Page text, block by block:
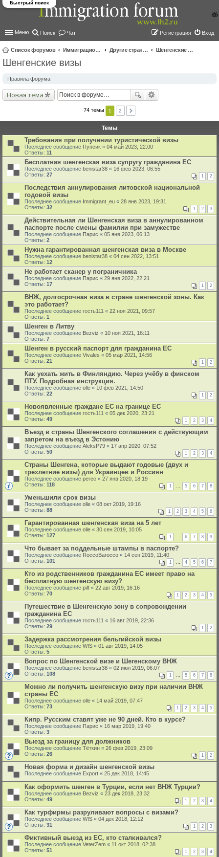
Меню Поиск Чат Вход
Регистрация
Список форумов Иммиграционные форумы | Immigration forums Другие страны и вопросы Шенгена
Шенгенские визы
Быстрый поиск
Шенгенские визы
Правила форума
Новая тема
74 темы 1 2
Темы
Требования при получении туристической визы
Последнее сообщение Пупсик « 04 май 2023, 22:00
Ответы: 11
Бесплатная шенгенская виза супругу гражданина ЕС
Последнее сообщение benistar38 « 16 фев 2023, 06:55
Ответы: 27 1 2
Последствия аннулирования литовской национальной
годовой визы
Последнее сообщение Immigrant_eu « 28 янв 2023, 19:31
Ответы: 32 1 2 3
Действительная ли Шенгенская виза в аннулированном
паспорте после смены фамилии при замужестве
Последнее сообщение Парис « 05 янв 2023, 06:13
Ответы: 2
Нужна гарантированная шенгенская виза в Москве
Последнее сообщение benistar38 « 04 сен 2022, 13:51
Ответы: 12
Не работает сканер у пограничника
Последнее сообщение Парис « 29 янв 2022, 22:21
Ответы: 17 1 2
ВНЖ, долгосрочная виза в стране шенгенской зоны. Как
это работает?
Последнее сообщение гость111 « 22 ноя 2021, 09:57
Ответы: 1
Шенген в Литву
Последнее сообщение Bezviz « 10 ноя 2021, 16:11
Ответы: 7
Шенген в русский паспорт для гражданина ЕС
Последнее сообщение Vivales « 05 мар 2021, 14:56
Ответы: 21 1 2
Как уехать жить в Финляндию. Через учёбу в финском
ПТУ. Подробная инструкция.
Последнее сообщение olle « 10 фев 2021, 14:50
Ответы: 22 1 2
Новоявленные граждане ЕС на границе ЕС
Последнее сообщение гость111 « 05 дек 2020, 23:21
Ответы: 49 1 2 3 4
Въезд в страны Шенгенского соглашения с действующим
запретом на въезд в Эстонию
Последнее сообщение AleksP79 « 17 апр 2020, 07:52
Ответы: 50 1 2 3 4
Страны Шенгена, которые выдают годовые (двух и
трехлетние визы) для Украинцев и Россиян
Последнее сообщение perec « 27 янв 2020, 18:19
Ответы: 118 1 … 5 6 7 8
Уменьшили срок визы
Последнее сообщение olle « 08 окт 2019, 19:16
Ответы: 88 1 2 3 4 5 6
Гарантированная шенгенская виза на 5 лет
Последнее сообщение olle « 30 сен 2019, 10:05
Ответы: 127 1 … 6 7 8 9
Что бывает за поддельные штампы в паспорте?
Последнее сообщение RoccoBarocco « 14 сен 2019, 11:40
Ответы: 101 1 … 4 5 6 7
Кто из родственников гражданина ЕС имеет право на
бесплатную шенгенскую визу?
Последнее сообщение piff « 22 авг 2019, 16:16
Ответы: 70 1 2 3 4 5
Путешествие в Шенгенскую зону в сопровождении
гражданина ЕС
Последнее сообщение гость111 « 16 авг 2019, 22:36
Ответы: 29 1 2
Задержка рассмотрения бельгийской визы
Последнее сообщение WIS « 01 авг 2019, 14:05
Ответы: 5
Вопрос по Шенгенской визе и Шегенскому ВНЖ
Последнее сообщение benistar38 « 02 июл 2019, 06:07
Ответы: 108 1 … 5 6 7 8
Можно ли получить шенгенскую визу при наличии ВНЖ
страны ЕС
Последнее сообщение olle « 14 май 2019, 07:47
Ответы: 73 1 2 3 4 5
Кипр. Русским ставят уже не 90 дней. Кто в курсе?
Последнее сообщение Парис « 16 мар 2019, 19:40
Ответы: 3
Выезд за границу для должников
Последнее сообщение Тёткин « 26 фев 2019, 23:09
Ответы: 26 1 2
Новая форма и дизайн шенгенской визы
Последнее сообщение Export « 25 дек 2018, 14:45
Как оформить шенген в Турции, если нет ВНЖ Турции?
Последнее сообщение Bezviz « 23 дек 2018, 23:32
Ответы: 49 1 2 3 4
Как турфирмы разруливают вопросы с визами?
Последнее сообщение WIS « 04 дек 2018, 12:12
Ответы: 31 1 2 3
Фиктивный выезд из ЕС, кто сталкивался?
Последнее сообщение VeterZem « 11 окт 2018, 02:38
Ответы: 51 1 2 3 4